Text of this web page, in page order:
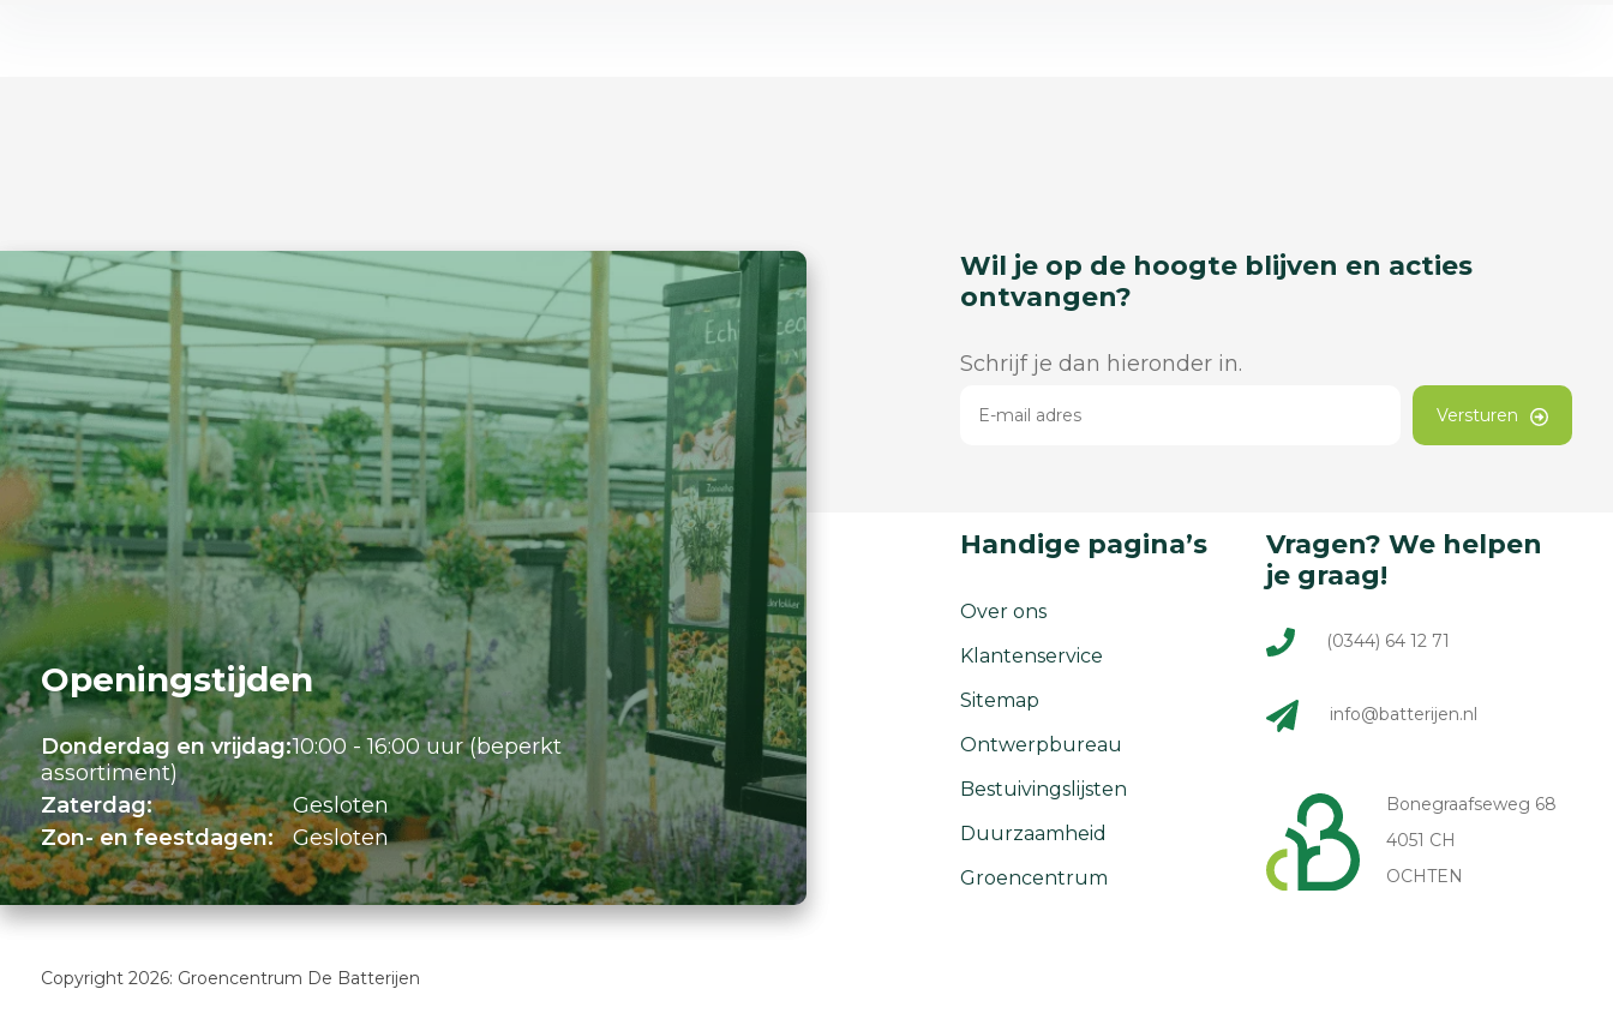
Openingstijden
Donderdag en vrijdag:10:00 - 16:00 uur (beperkt
assortiment)
Zaterdag:
Gesloten
Zon- en feestdagen:
Gesloten
Wil je op de hoogte blijven en acties
ontvangen?
Schrijf je dan hieronder in.
Versturen
Handige pagina’s
Over ons
Klantenservice
Sitemap
Ontwerpbureau
Bestuivingslijsten
Duurzaamheid
Groencentrum
Vragen? We helpen
je graag!
(0344) 64 12 71
info@batterijen.nl
Bonegraafseweg 68
4051 CH
OCHTEN
Copyright 2026: Groencentrum De Batterijen